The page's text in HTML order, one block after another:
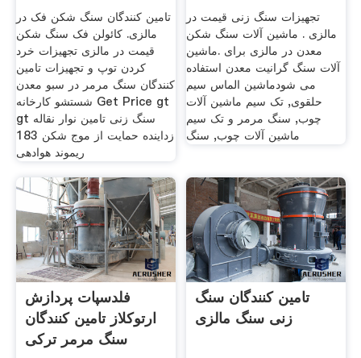
تامین کنندگان سنگ شکن فک در
مالزی. کائولن فک سنگ شکن
قیمت در مالزی تجهیزات خرد
کردن توپ و تجهیزات تامین
کنندگان سنگ مرمر در سبو معدن
شستشو کارخانه Get Price gt
gt سنگ زنی تامین نوار نقاله
زداینده حمایت از موج شکن 183
ریموند هوادهی
تجهیزات سنگ زنی قیمت در
مالزی . ماشین آلات سنگ شکن
معدن در مالزی برای .ماشین
آلات سنگ گرانیت معدن استفاده
می شودماشین الماس سیم
حلقوی, تک سیم ماشین آلات
چوب, سنگ مرمر و تک سیم
ماشین آلات چوب, سنگ
فلدسپات پردازش
ارتوکلاز تامین کنندگان
سنگ مرمر ترکی
تامین کنندگان سنگ
زنی سنگ مالزی